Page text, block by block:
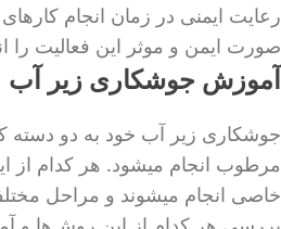
رعایت ایمنی در زمان انجام
صورت ایمن و موثر این فعالیت را
آموزش جوشکاری زیر آب
جوشکاری زیر آب خود به دو
مرطوب انجام میشود. هر کدام از
خاصی انجام میشوند و مراحل